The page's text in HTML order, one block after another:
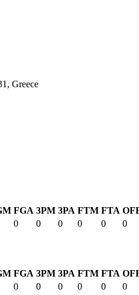
Greece
FGA 3PM 3PA FTM FTA
0 0 0 0 0 0
FGA 3PM 3PA FTM FTA
0 0 0 0 0 0